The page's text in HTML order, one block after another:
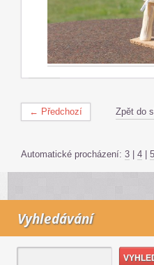
← Předchozí Zpět do
Automatické procházení: 3 4 5
Vyhledávání